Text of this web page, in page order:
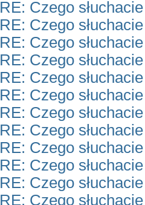
RE: Czego
RE: Czego
RE: Czego
RE: Czego
RE: Czego
RE: Czego
RE: Czego
RE: Czego
RE: Czego
RE: Czego
RE: Czego
RE: Czego